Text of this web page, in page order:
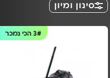
סינון ומיון
3# הכי נמכר